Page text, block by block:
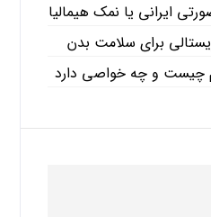
ایرانی یا نمک هیمالیا
برای سلامت بدن
چیست و چه خواصی دارد